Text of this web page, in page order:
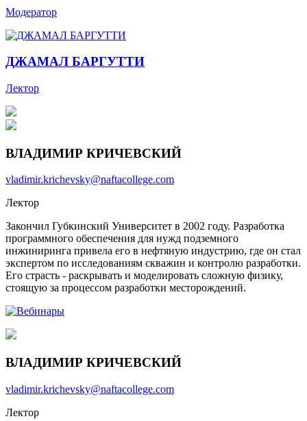
Модератор
ДЖАМАЛ БАРГУТТИ
Лектор
ВЛАДИМИР КРИЧЕВСКИЙ
vladimir.krichevsky@naftacollege.com
Лектор
Закончил Губкинский Университет в 2002 году. Разработка
программного обеспечения для нужд подземного
инжиниринга привела его в нефтяную индустрию, где он стал
экспертом по исследованиям скважин и контролю разработки.
Его страсть - раскрывать и моделировать сложную физику,
стоящую за процессом разработки месторождений.
ВЛАДИМИР КРИЧЕВСКИЙ
vladimir.krichevsky@naftacollege.com
Лектор